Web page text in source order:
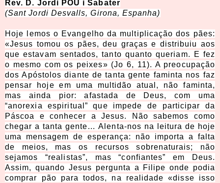
Rev. D. Jordi POU iSabater
(Sant Jordi Desvalls, Girona, Espanha)
Hoje lemos o Evangelho da multiplicação dos pães:
«Jesus tomou os pães, deu graças e distribuiu aos
que estavam sentados, tanto quanto queriam. E fez
o mesmo com os peixes» (Jo 6, 11). A preocupação
dos Apóstolos diante de tanta gente faminta nos faz
pensar hoje em uma multidão atual, não faminta,
mas ainda pior: afastada de Deus, com uma
“anorexia espiritual” que impede de participar da
Páscoa e conhecer a Jesus. Não sabemos como
chegar a tanta gente… Alenta-nos na leitura de hoje
uma mensagem de esperança: não importa a falta
de meios, mas os recursos sobrenaturais; não
sejamos “realistas”, mas “confiantes” em Deus.
Assim, quando Jesus pergunta a Filipe onde podia
comprar pão para todos, na realidade «disse isso